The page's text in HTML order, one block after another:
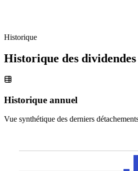
Historique
Historique des dividendes
Historique annuel
Vue synthétique des derniers